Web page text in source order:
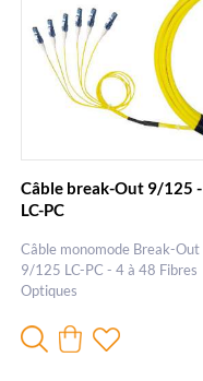
Câble break-Out 9/125 -
LC-PC
Câble monomode Break-Out
9/125 LC-PC - 4 à 48 Fibres
Optiques